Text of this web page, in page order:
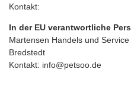
Kontakt:
In der EU verantwortliche
Martensen Handels und
Bredstedt
Kontakt: info@petsoo.de